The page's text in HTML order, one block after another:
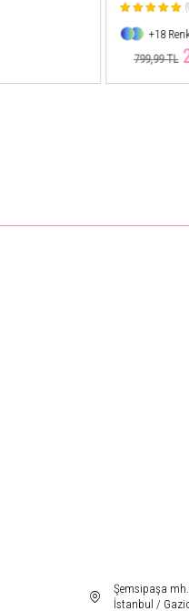
+7 Renk
799,99 TL
Şemsipaşa
İstanbul /